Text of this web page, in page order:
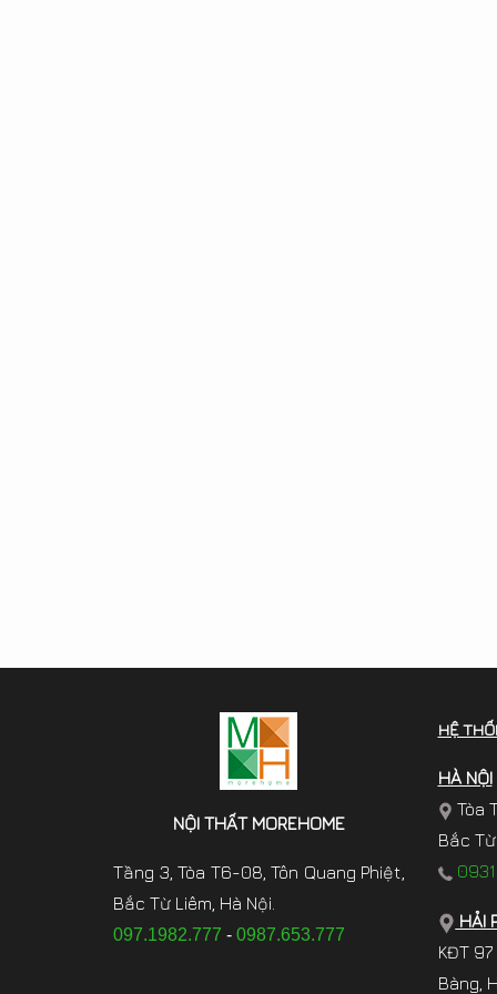
NỘI THẤT MOREHOME
Tầng 3, Tòa T6-08, Tôn Quang Phiệt,
Bắc Từ Liêm, Hà Nội.
097.1982.777 - 0987.653.777
HỆ
HÀ NỘI
Tòa
Bắc Từ
HẢI
KĐT
Bàng,